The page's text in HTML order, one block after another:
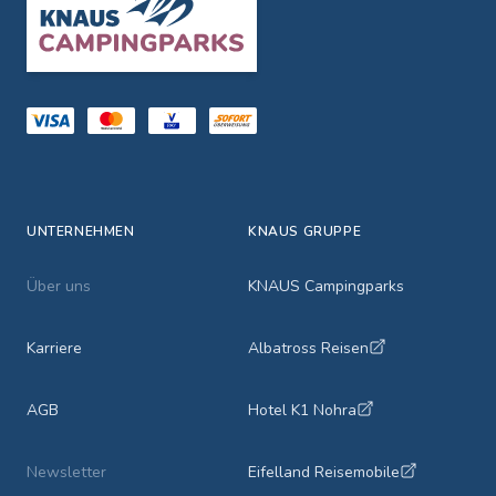
UNTERNEHMEN
Über uns
Karriere
AGB
Newsletter
KNAUS GRUPPE
KNAUS Campingparks
Albatross Reisen
Hotel K1 Nohra
Eifelland Reisemobile